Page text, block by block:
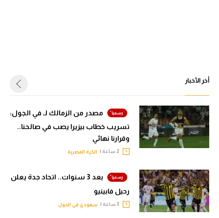
أخر الأخبار
مصدر من الزمالك لـ في الجول:
تسريب خطاب بيزيرا يصب في صالحنا..
وقرارنا نهائي
الكرة المصرية
بعد 3 سنوات.. اتحاد جدة يعلن
رحيل فابينيو
سعودي في الجول